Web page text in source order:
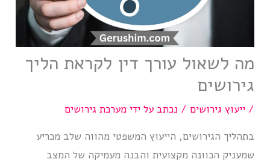
מה לשאול עורך דין לקראת הליך
גירושים
/ייעוץ גירושים / נכתב על ידימערכת גירושים
בתהליך הגירושים, הייעוץ המשפטי מהווה שלב מכריע
שמעניק הכוונה מקצועית והבנה מעמיקה של המצב